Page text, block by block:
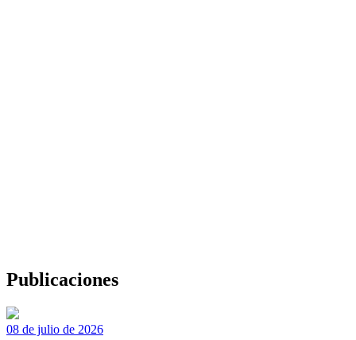
Publicaciones
08 de julio de 2026